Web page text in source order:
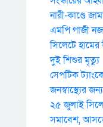
নারী-কাণ্ডে
এমপি গাজী
সিলেটে
দুই শিশুর মৃত্যু
সেপটিক
জনস্বাস্থ্যের
২৫ জুলাই
সমাবেশ,